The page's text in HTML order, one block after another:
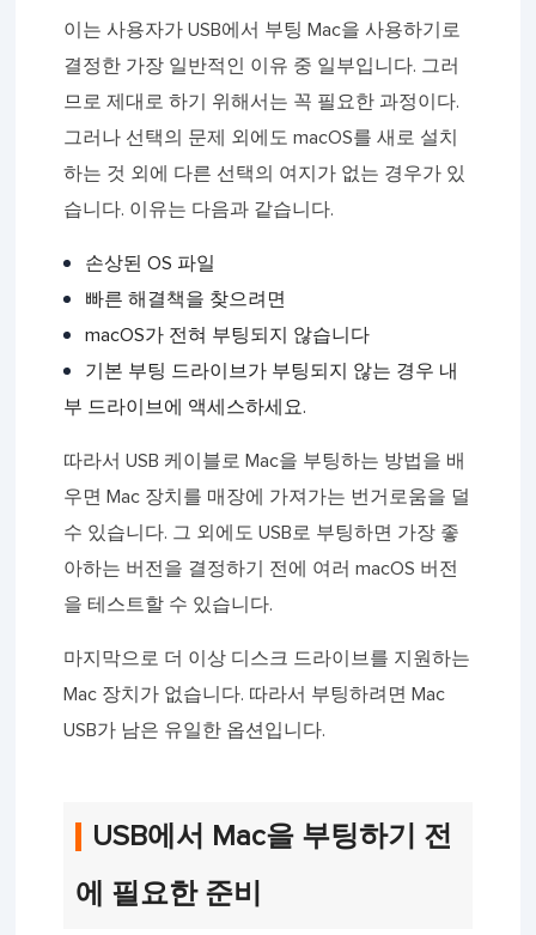
이는 사용자가 USB에서 부팅 Mac을 사용하기로
결정한 가장 일반적인 이유 중 일부입니다. 그러
므로 제대로 하기 위해서는 꼭 필요한 과정이다.
그러나 선택의 문제 외에도 macOS를 새로 설치
하는 것 외에 다른 선택의 여지가 없는 경우가 있
습니다. 이유는 다음과 같습니다.
손상된 OS 파일
빠른 해결책을 찾으려면
macOS가 전혀 부팅되지 않습니다
기본 부팅 드라이브가 부팅되지 않는 경우 내
부 드라이브에 액세스하세요.
따라서 USB 케이블로 Mac을 부팅하는 방법을 배
우면 Mac 장치를 매장에 가져가는 번거로움을 덜
수 있습니다. 그 외에도 USB로 부팅하면 가장 좋
아하는 버전을 결정하기 전에 여러 macOS 버전
을 테스트할 수 있습니다.
마지막으로 더 이상 디스크 드라이브를 지원하는
Mac 장치가 없습니다. 따라서 부팅하려면 Mac
USB가 남은 유일한 옵션입니다.
USB에서 Mac을 부팅하기 전
에 필요한 준비